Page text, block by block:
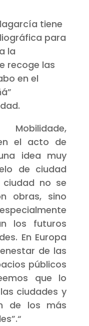
tiene
para
la
recoge las
en el
el acto de
idea muy
de ciudad
no se
obras, sino
los futuros
En Europa
de las
públicos
que lo
ciudades y
de los más
“